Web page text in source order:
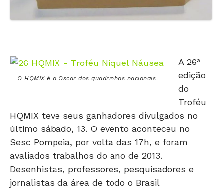
O HQMIX é o Oscar dos quadrinhos nacionais
A 26ª
edição
do
Troféu
HQMIX teve seus ganhadores divulgados no
último sábado, 13. O evento aconteceu no
Sesc Pompeia, por volta das 17h, e foram
avaliados trabalhos do ano de 2013.
Desenhistas, professores, pesquisadores e
jornalistas da área de todo o Brasil